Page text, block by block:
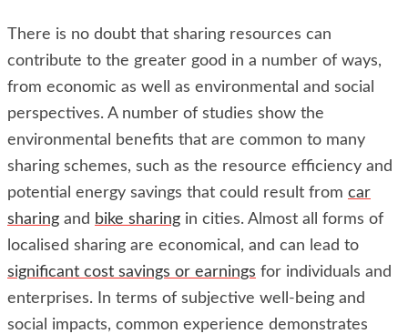
There is no doubt that sharing resources can
contribute to the greater good in a number of ways,
from economic as well as environmental and social
perspectives. A number of studies show the
environmental benefits that are common to many
sharing schemes, such as the resource efficiency and
potential energy savings that could result from car
sharing and bike sharing in cities. Almost all forms of
localised sharing are economical, and can lead to
significant cost savings or earnings for individuals and
enterprises. In terms of subjective well-being and
social impacts, common experience demonstrates